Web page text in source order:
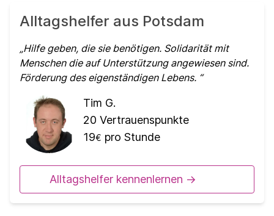
Alltagshelfer aus Potsdam
Hilfe geben, die sie benötigen. Solidarität mit
Menschen die auf Unterstützung angewiesen sind.
Förderung des eigenständigen Lebens.
Tim G.
20 Vertrauenspunkte
19€ pro Stunde
Alltagshelfer kennenlernen ->